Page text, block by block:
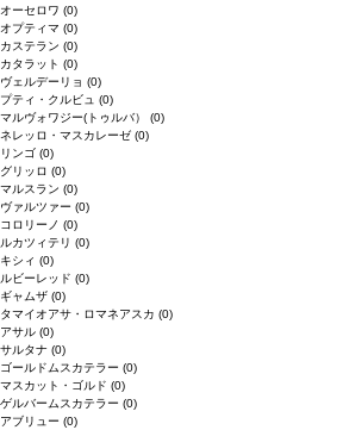
オーセロワ (0)
オプティマ (0)
カステラン (0)
カタラット (0)
ヴェルデーリョ (0)
プティ・クルビュ (0)
マルヴォワジー(トゥルバ） (0)
ネレッロ・マスカレーゼ (0)
リンゴ (0)
グリッロ (0)
マルスラン (0)
ヴァルツァー (0)
コロリーノ (0)
ルカツィテリ (0)
キシィ (0)
ルビーレッド (0)
ギャムザ (0)
タマイオアサ・ロマネアスカ (0)
アサル (0)
サルタナ (0)
ゴールドムスカテラー (0)
マスカット・ゴルド (0)
ゲルバームスカテラー (0)
アブリュー (0)